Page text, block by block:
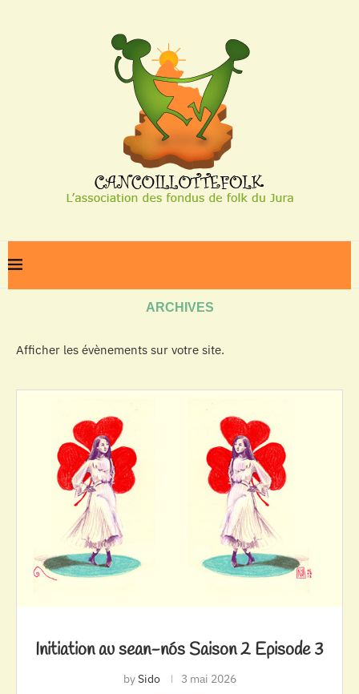
ARCHIVES
Afficher les évènements sur votre site.
Initiation au sean-nós Saison 2 Episode 3
bySido 3 mai 2026